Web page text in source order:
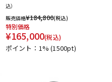
込）
販売価格¥184,800(税込)
特別価格
¥165,000(税込)
ポイント：1%(1500pt)